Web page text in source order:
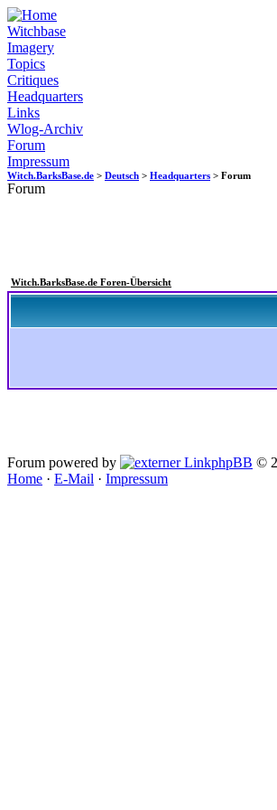
Witchbase
Imagery
Topics
Critiques
Headquarters
Links
Wlog-Archiv
Forum
Impressum
Witch.BarksBase.de > Deutsch > Headquarters > Forum
Forum
Witch.BarksBase.de Foren-Übersicht
Forum powered by phpBB ©
Home · E-Mail · Impressum